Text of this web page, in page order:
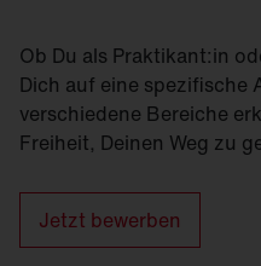
Ob Du als Praktikant:in
Dich auf eine
verschiedene Bereiche
Freiheit, Deinen Weg zu
Jetzt bewerben